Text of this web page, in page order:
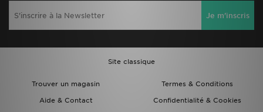
Je m'inscris
Site classique
Trouver un magasin
Termes & Conditions
Aide & Contact
Confidentialité & Cookies